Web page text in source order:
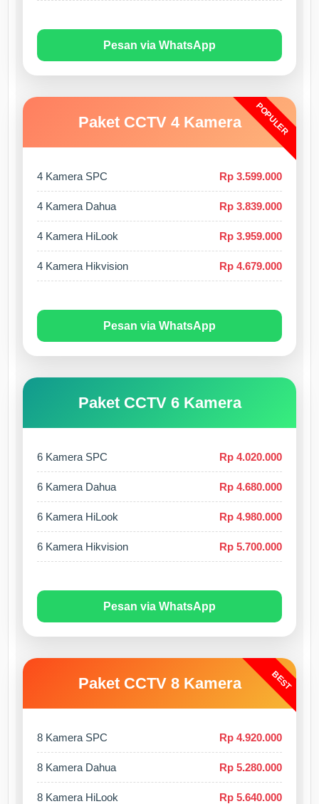
Pesan via WhatsApp
POPULER
Paket CCTV 4 Kamera
4 Kamera SPC Rp 3.599.000
4 Kamera Dahua Rp 3.839.000
4 Kamera HiLook Rp 3.959.000
4 Kamera Hikvision Rp 4.679.000
Pesan via WhatsApp
Paket CCTV 6 Kamera
6 Kamera SPC Rp 4.020.000
6 Kamera Dahua Rp 4.680.000
6 Kamera HiLook Rp 4.980.000
6 Kamera Hikvision Rp 5.700.000
Pesan via WhatsApp
BEST
Paket CCTV 8 Kamera
8 Kamera SPC Rp 4.920.000
8 Kamera Dahua Rp 5.280.000
8 Kamera HiLook Rp 5.640.000